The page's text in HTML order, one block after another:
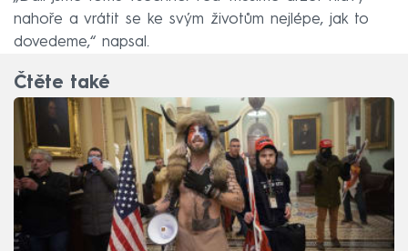
nahoře a vrátit se ke svým životům nejlépe, jak to
dovedeme,“ napsal.
Čtěte také